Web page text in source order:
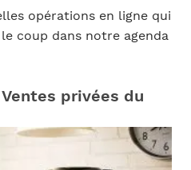
opérations en ligne qui
coup dans notre agenda
privées du